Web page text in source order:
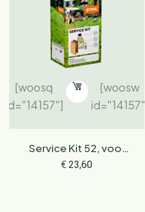
[woosq
id="14157"]
[woosw
id="14157"]
Service Kit 52, voor
RM 3.1 R, RM 448.1 PC,
€23,60